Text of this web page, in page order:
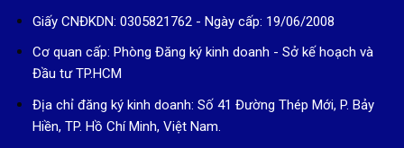
Giấy CNĐKDN: 0305821762 - Ngày cấp: 19/06/2008
Cơ quan cấp: Phòng Đăng ký kinh doanh - Sở kế hoạch và
Đầu tư TP.HCM
Địa chỉ đăng ký kinh doanh: Số 41 Đường Thép Mới, P. Bảy
Hiền, TP. Hồ Chí Minh, Việt Nam.